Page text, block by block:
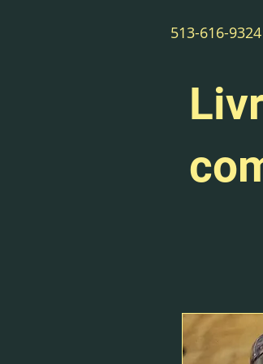
513-616-9324